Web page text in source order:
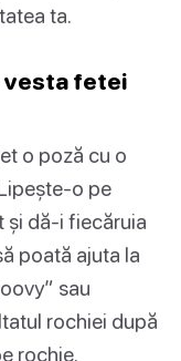
ta.
vesta fetei
o poză cu o
o pe
și dă-i fiecăruia
poată ajuta la
sau
rochiei după
rochie.